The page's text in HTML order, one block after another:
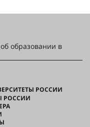
образовании в
РОССИИ
РОССИИ